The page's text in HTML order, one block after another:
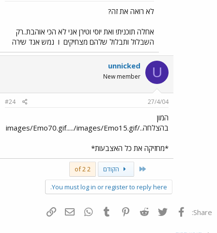
לא רואה את זה?
אחלה תוכנית! ואת יוסי וטירן אני לא הכי אוהבת..רק
השבלול ותבלול שלהם מצחיקים ו נמש אנד שירה
U
unnicked
New member
27/4/04
#24
המון
בהצלחה../images/Emo70.gif...../images/Emo15.gif
*מחזיקה את כל האצבעות*
First הקודם 2 of 2
You must log in or register to reply here.
Share: פייסבוק Twitter
Reddit
Pinterest
Tumblr
WhatsAppדואר אלקטרוני